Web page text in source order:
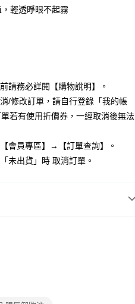
後才付款」的支付方式。 讓您購物簡單
卡、不需儲值。
證，即可結帳。
再付款。
後付」後，將跳轉至「AFTEE先享後
點擊此簡訊中的連結，可透過四大超商
付款，方視為交易完成。
)免運費
)免運費
輕透睜眼不起霧
請務必詳閱【購物說明】。
/修改訂單，請自行登錄「我的帳
若有使用折價券，一經取消後無法
會員專區】→【訂單查詢】。
未出貨」時 取消訂單。